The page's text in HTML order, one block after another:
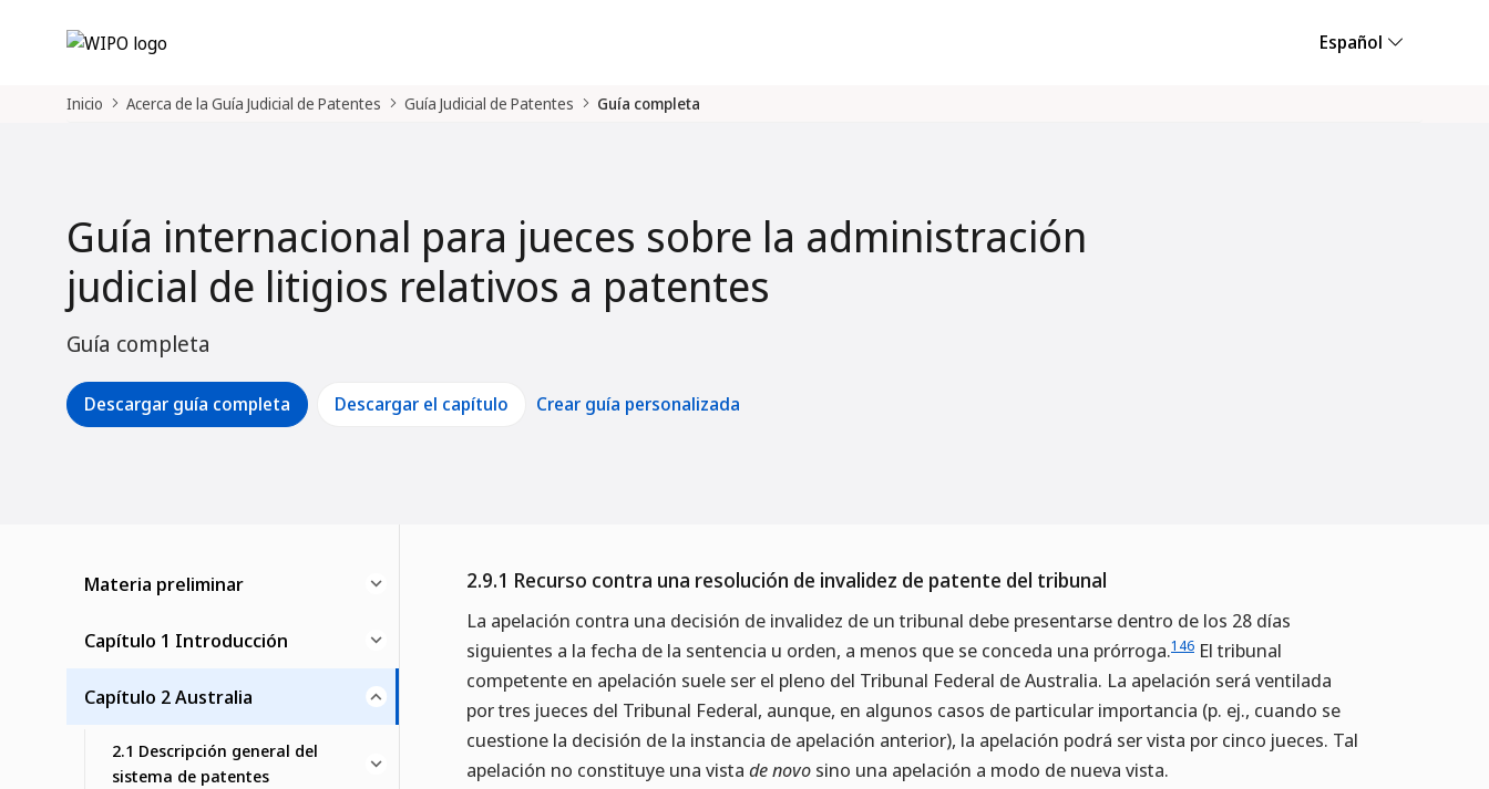
Español
Inicio Acerca de la Guía Judicial de Patentes Guía Judicial de Patentes Guía completa
Guía internacional para jueces sobre la administración
judicial de litigios relativos a patentes
Guía completa
Descargar guía completa Descargar el capítulo Crear guía personalizada
Materia preliminar
Capítulo 1 Introducción
Capítulo 2 Australia
2.1 Descripción general del
sistema de patentes
2.9.1 Recurso contra una resolución de invalidez de patente del tribunal
La apelación contra una decisión de invalidez de un tribunal debe presentarse dentro de los 28 días
siguientes a la fecha de la sentencia u orden, a menos que se conceda una prórroga.146 El tribunal
competente en apelación suele ser el pleno del Tribunal Federal de Australia. La apelación será ventilada
por tres jueces del Tribunal Federal, aunque, en algunos casos de particular importancia (p. ej., cuando se
cuestione la decisión de la instancia de apelación anterior), la apelación podrá ser vista por cinco jueces. Tal
apelación no constituye una vista de novo sino una apelación a modo de nueva vista.